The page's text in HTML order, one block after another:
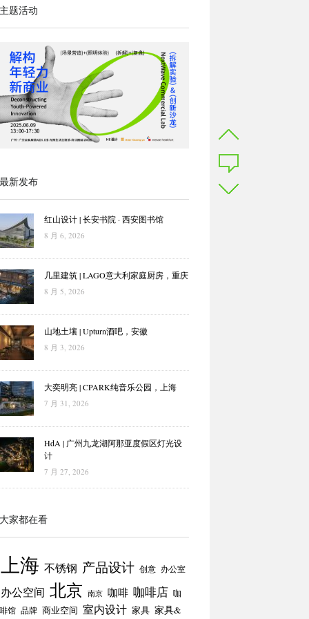
题活动
新发布
红山设计 | 长安书院 · 西安图书馆
8 月 6, 2026
几里建筑 | LAGO意大利家庭厨房，重庆
8 月 5, 2026
山地土壤 | Upturn酒吧，安徽
8 月 3, 2026
大奕明亮 | CPARK纯音乐公园，上海
7 月 31, 2026
HdA | 广州九龙湖阿那亚度假区灯光设
计
7 月 27, 2026
家都在看
上海 不锈钢 产品设计 创意 办公室
办公空间 北京 南京 咖啡 咖啡店 咖
馆 品牌 商业空间 室内设计 家具 家具&